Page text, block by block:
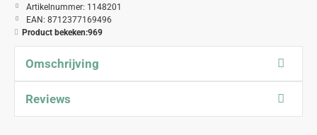
Artikelnummer: 1148201
EAN: 8712377169496
Product bekeken:969
Omschrijving
Reviews